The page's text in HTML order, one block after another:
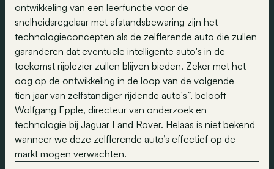
ontwikkeling van een leerfunctie voor de
snelheidsregelaar met afstandsbewaring zijn het
technologieconcepten als de zelflerende auto die zullen
garanderen dat eventuele intelligente auto's in de
toekomst rijplezier zullen blijven bieden. Zeker met het
oog op de ontwikkeling in de loop van de volgende
tien jaar van zelfstandiger rijdende auto's”, belooft
Wolfgang Epple, directeur van onderzoek en
technologie bij Jaguar Land Rover. Helaas is niet bekend
wanneer we deze zelflerende auto’s effectief op de
markt mogen verwachten.